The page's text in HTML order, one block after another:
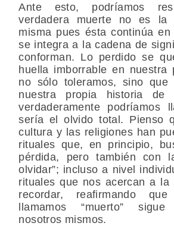
Ante esto, podríamos
verdadera muerte no es la
misma pues ésta continúa
se integra a la cadena de
conforman. Lo perdido se
huella imborrable en nuestra
no sólo toleramos, sino que
nuestra propia historia
verdaderamente podríamos
sería el olvido total. Pienso
cultura y las religiones han
rituales que, en principio,
pérdida, pero también con
olvidar”; incluso a nivel
rituales que nos acercan a la
recordar, reafirmando
llamamos “muerto”
nosotros mismos.